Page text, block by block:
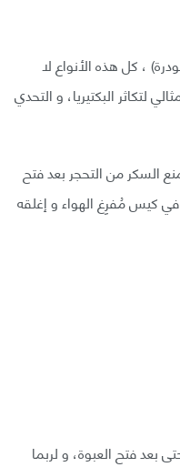
، كل هذه الأنواع لا
لتكاثر البكتيريا، و التحدي
السكر من التحجر بعد فتح
كيس مُفرِغ الهواء و إغلقه
بعد فتح العبوة، و لربما